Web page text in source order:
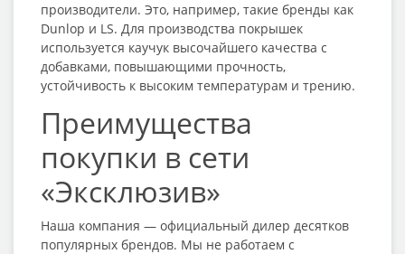
производители. Это, например, такие бренды как
Dunlop и LS. Для производства покрышек
используется каучук высочайшего качества с
добавками, повышающими прочность,
устойчивость к высоким температурам и трению.
Преимущества
покупки в сети
«Эксклюзив»
Наша компания — официальный дилер десятков
популярных брендов. Мы не работаем с